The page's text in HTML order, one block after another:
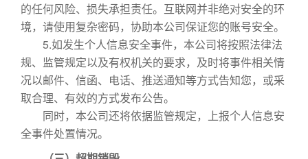
的任何风险、损失承担责任。互联网并非绝对安全的环
境，请使用复杂密码，协助本公司保证您的账号安全。
5.如发生个人信息安全事件，本公司将按照法律法
规、监管规定以及有权机关的要求，及时将事件相关情
况以邮件、信函、电话、推送通知等方式告知您，或采
取合理、有效的方式发布公告。
同时，本公司还将依据监管规定，上报个人信息安
全事件处置情况。